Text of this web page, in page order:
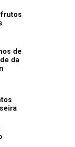
frutos
de
da